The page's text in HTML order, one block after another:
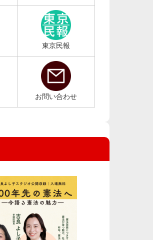
東京民報
お問い合わせ